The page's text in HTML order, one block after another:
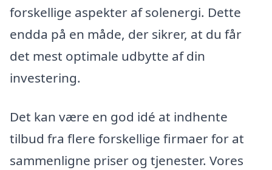
forskellige aspekter af solenergi. Dette
endda på en måde, der sikrer, at du får
det mest optimale udbytte af din
investering.
Det kan være en god idé at indhente
tilbud fra flere forskellige firmaer for at
sammenligne priser og tjenester. Vores